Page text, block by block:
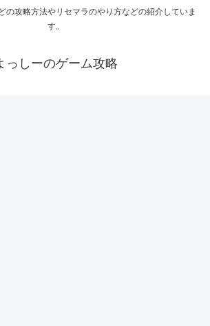
の攻略方法やリセマラのやり方などの紹介していま
す。
っしーのゲーム攻略